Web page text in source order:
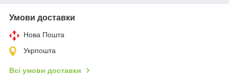
Умови доставки
Нова Пошта
Укрпошта
Всі умови доставки